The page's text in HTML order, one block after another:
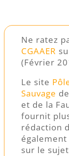
Ne ratez
CGAAER
(Février
Le site
Sauvage
et de la
fournit
rédaction
sur le